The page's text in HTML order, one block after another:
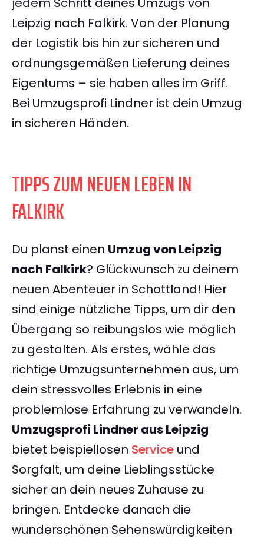
Leipzig nach Falkirk. Von der Planung
der Logistik bis hin zur sicheren und
ordnungsgemäßen Lieferung deines
Eigentums – sie haben alles im Griff.
Bei Umzugsprofi Lindner ist dein Umzug
in sicheren Händen.
TIPPS ZUM NEUEN LEBEN IN
FALKIRK
Du planst einen Umzug von Leipzig
nach Falkirk? Glückwunsch zu deinem
neuen Abenteuer in Schottland! Hier
sind einige nützliche Tipps, um dir den
Übergang so reibungslos wie möglich
zu gestalten. Als erstes, wähle das
richtige Umzugsunternehmen aus, um
dein stressvolles Erlebnis in eine
problemlose Erfahrung zu verwandeln.
Umzugsprofi Lindner aus Leipzig
bietet beispiellosen Service und
Sorgfalt, um deine Lieblingsstücke
sicher an dein neues Zuhause zu
bringen. Entdecke danach die
wunderschönen Sehenswürdigkeiten